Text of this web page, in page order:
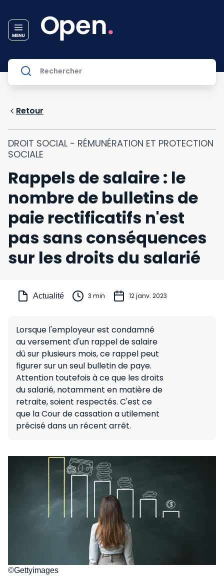
Retour
DROIT SOCIAL - RÉMUNÉRATION ET PROTECTION
SOCIALE
Rappels de salaire : le
nombre de bulletins de
paie rectificatifs n'est
pas sans conséquences
sur les droits du salarié
Actualité 3 min 12 janv. 2023
Lorsque l'employeur est condamné
au versement d'un rappel de salaire
dû sur plusieurs mois, ce rappel peut
figurer sur un seul bulletin de paye.
Attention toutefois à ce que les droits
du salarié, notamment en matière de
retraite, soient respectés. C'est ce
que la Cour de cassation a utilement
précisé dans un récent arrêt.
©Gettyimages